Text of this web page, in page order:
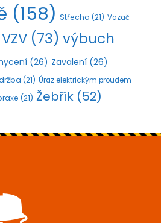
(158) Střecha (21) Vazač
VZV (73) výbuch
(26) Zavalení (26)
(21) Úraz elektrickým proudem
(21) Žebřík (52)